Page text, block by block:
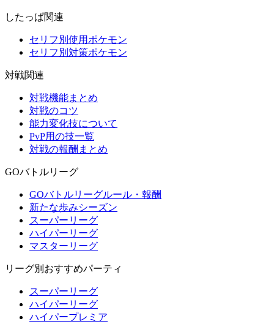
したっぱ関連
セリフ別使用ポケモン
セリフ別対策ポケモン
対戦関連
対戦機能まとめ
対戦のコツ
能力変化技について
PvP用の技一覧
対戦の報酬まとめ
GOバトルリーグ
GOバトルリーグルール・報酬
新たな歩みシーズン
スーパーリーグ
ハイパーリーグ
マスターリーグ
リーグ別おすすめパーティ
スーパーリーグ
ハイパーリーグ
ハイパープレミア